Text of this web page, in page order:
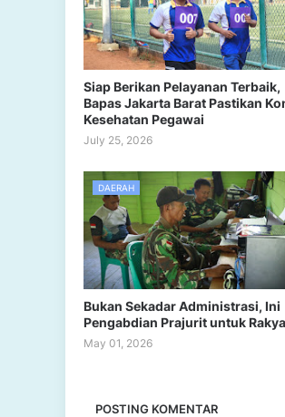
Siap Berikan Pelayanan Terbaik,
Bapas Jakarta Barat Pastikan
Kesehatan Pegawai
July 25, 2026
DAERAH
Bukan Sekadar Administrasi, Ini
Pengabdian Prajurit untuk
May 01, 2026
POSTING KOMENTAR